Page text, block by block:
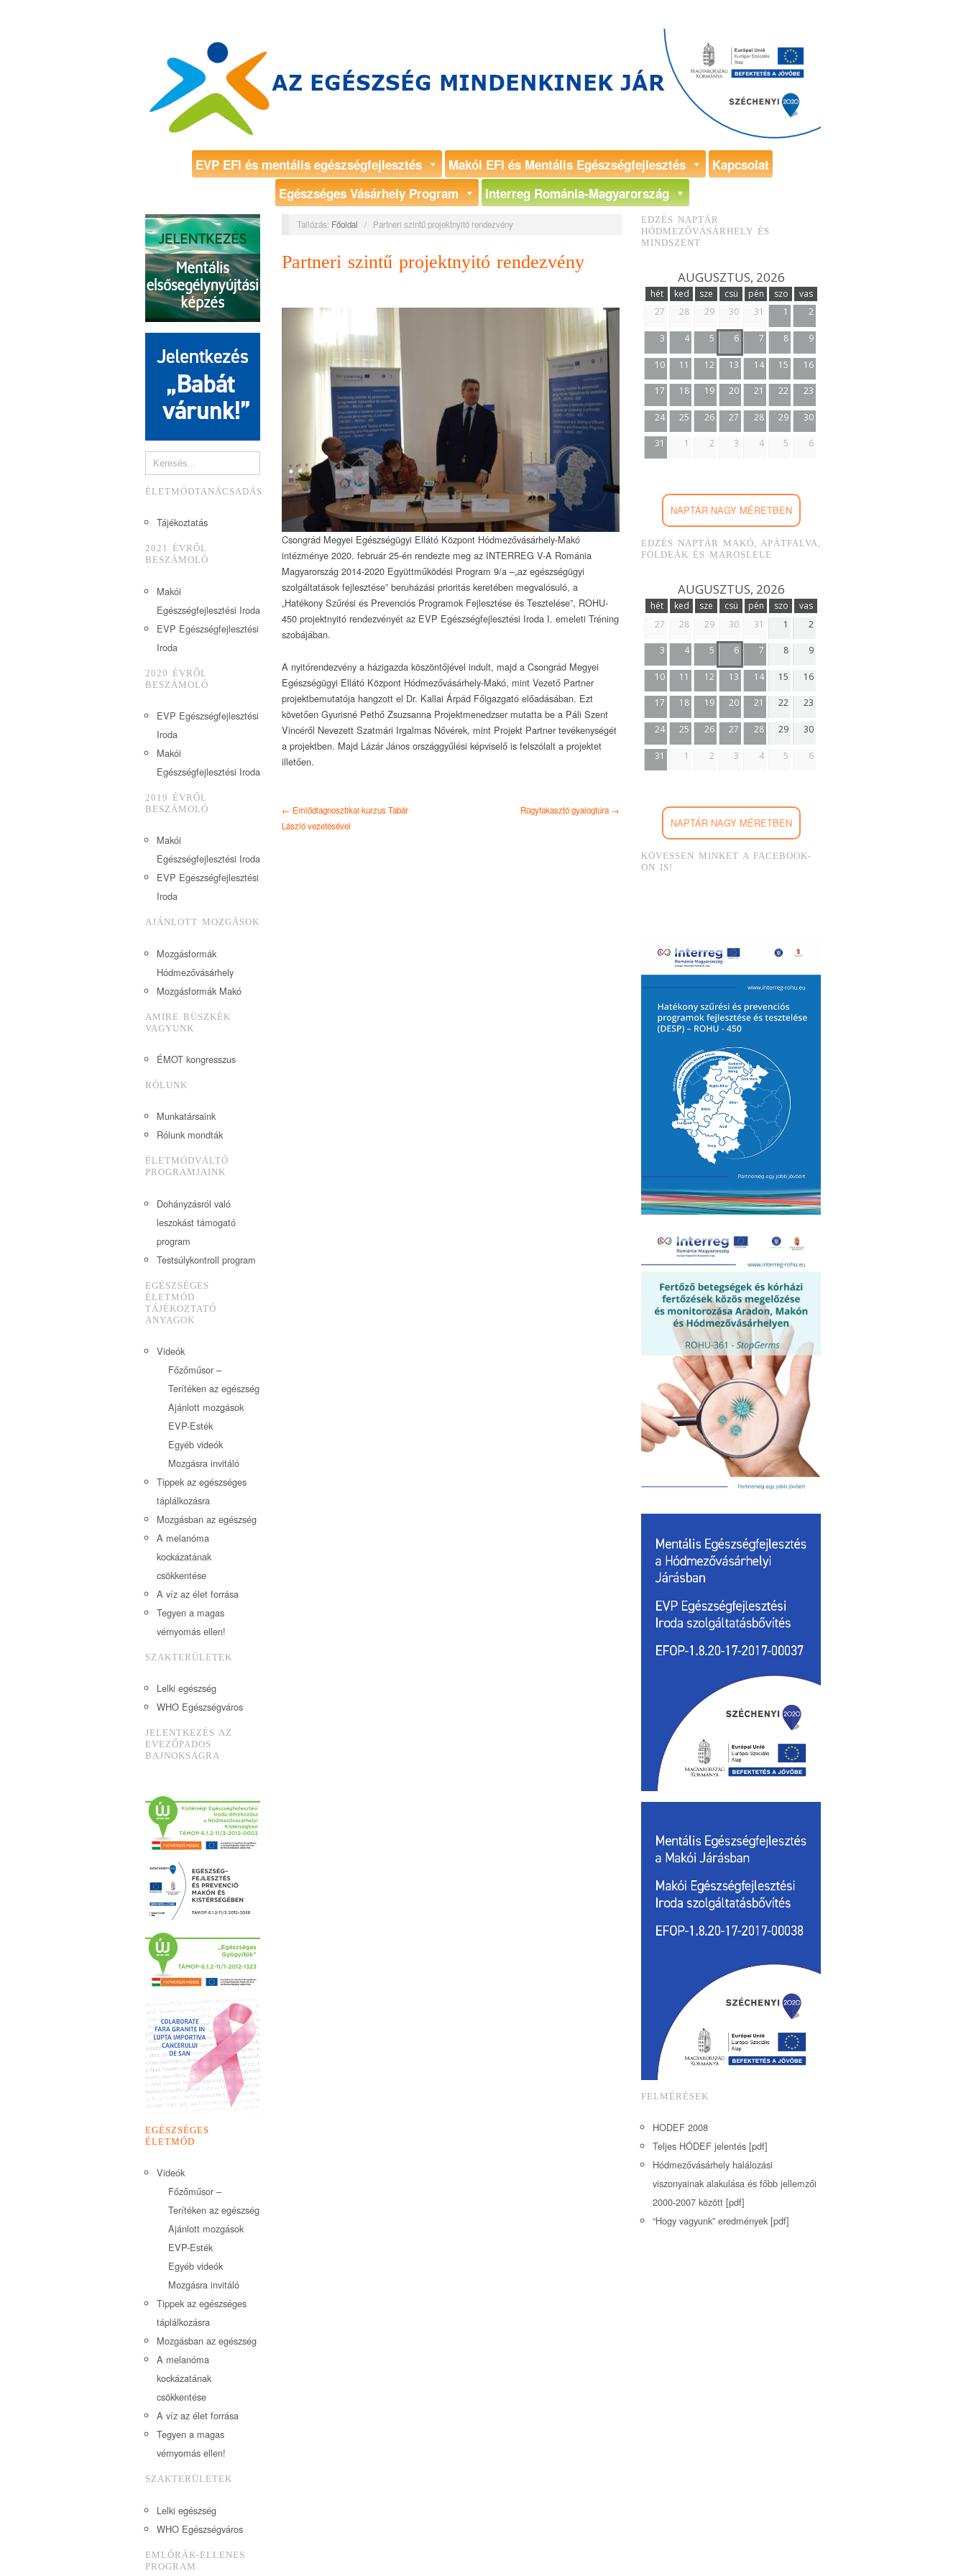
EVP EFI és mentális egészségfejlesztés Makói EFI és Mentális Egészségfejlesztés
Kapcsolat
Egészséges Vásárhely Program
Interreg Románia-Magyarország
ÉLETMÓDTANÁCSADÁS
Tájékoztatás
2021 ÉVRŐL
BESZÁMOLÓ
Makói
Egészségfejlesztési Iroda
EVP Egészségfejlesztési
Iroda
2020 ÉVRŐL
BESZÁMOLÓ
EVP Egészségfejlesztési
Iroda
Makói
Egészségfejlesztési Iroda
2019 ÉVRŐL
BESZÁMOLÓ
Makói
Egészségfejlesztési Iroda
EVP Egészségfejlesztési
Iroda
AJÁNLOTT MOZGÁSOK
Mozgásformák
Hódmezővásárhely
Mozgásformák Makó
AMIRE BÜSZKÉK
VAGYUNK
ÉMOT kongresszus
RÓLUNK
Munkatársaink
Rólunk mondták
ÉLETMÓDVÁLTÓ
PROGRAMJAINK
Dohányzásról való
leszokást támogató
program
Testsúlykontroll program
EGÉSZSÉGES
ÉLETMÓD
TÁJÉKOZTATÓ
ANYAGOK
Videók
Főzőműsor –
Terítéken az egészség
Ajánlott mozgások
EVP-Esték
Egyéb videók
Mozgásra invitáló
Tippek az egészséges
táplálkozásra
Mozgásban az egészség
A melanóma
kockázatának
csökkentése
A víz az élet forrása
Tegyen a magas
vérnyomás ellen!
SZAKTERÜLETEK
Lelki egészség
WHO Egészségváros
JELENTKEZÉS AZ
EVEZŐPADOS
BAJNOKSÁGRA
EGÉSZSÉGES
ÉLETMÓD
Videók
Főzőműsor –
Terítéken az egészség
Ajánlott mozgások
EVP-Esték
Egyéb videók
Mozgásra invitáló
Tippek az egészséges
táplálkozásra
Mozgásban az egészség
A melanóma
kockázatának
csökkentése
A víz az élet forrása
Tegyen a magas
vérnyomás ellen!
SZAKTERÜLETEK
Lelki egészség
WHO Egészségváros
EMLŐRÁK-ELLENES
PROGRAM
Tallózás: Főoldal / Partneri szintű projektnyitó rendezvény
Partneri szintű projektnyitó rendezvény
Csongrád Megyei Egészségügyi Ellátó Központ Hódmezővásárhely-Makó
intézménye 2020. február 25-én rendezte meg az INTERREG V-A Románia
Magyarország 2014-2020 Együttműködési Program 9/a –„az egészségügyi
szolgáltatások fejlesztése” beruházási prioritás keretében megvalósuló, a
„Hatékony Szűrési és Prevenciós Programok Fejlesztése és Tesztelése”, ROHU-
450 projektnyitó rendezvényét az EVP Egészségfejlesztési Iroda I. emeleti Tréning
szobájában.
A nyitórendezvény a házigazda köszöntőjével indult, majd a Csongrád Megyei
Egészségügyi Ellátó Központ Hódmezővásárhely-Makó, mint Vezető Partner
projektbemutatója hangzott el Dr. Kallai Árpád Főigazgató előadásában. Ezt
követően Gyurisné Pethő Zsuzsanna Projektmenedzser mutatta be a Páli Szent
Vincéről Nevezett Szatmári Irgalmas Nővérek, mint Projekt Partner tevékenységét
a projektben. Majd Lázár János országgyűlési képviselő is felszólalt a projektet
illetően.
← Emlődiagnosztikai kurzus Tabár
László vezetésével
Rügyfakasztó gyalogtúra →
EDZÉS NAPTÁR
HÓDMEZŐVÁSÁRHELY ÉS
MINDSZENT
AUGUSZTUS, 2026
hét ked sze csü pén szo
vas
27
28 29 30 31 1 2
3 4 5 6 7 8 9
10 11 12 13 14 15 16
17 18 19 20 21 22 23
24 25 26 27 28 29 30
31 1 2 3 4 5 6
NAPTÁR NAGY MÉRETBEN
EDZÉS NAPTÁR MAKÓ, APÁTFALVA,
FÖLDEÁK ÉS MAROSLELE
AUGUSZTUS, 2026
hét ked sze csü pén szo
vas
27
28 29 30 31 1 2
3 4 5 6 7 8 9
10 11 12 13 14 15 16
17 18 19 20 21 22 23
24 25 26 27 28 29 30
31 1 2 3 4 5 6
NAPTÁR NAGY MÉRETBEN
KÖVESSEN MINKET A FACEBOOK-
ON IS!
FELMÉRÉSEK
HODEF 2008
Teljes HÓDEF jelentés [pdf]
Hódmezővásárhely halálozási
viszonyainak alakulása és főbb jellemzői
2000-2007 között [pdf]
“Hogy vagyunk” eredmények [pdf]